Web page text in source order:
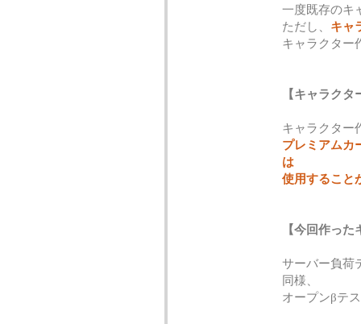
一度既存のキ
ただし、 キャ
キャラクター
【キャラク
キャラクター
プレミアムカ
は
使用すること
【今回作っ
サーバー負荷
同様、
オープンβテ